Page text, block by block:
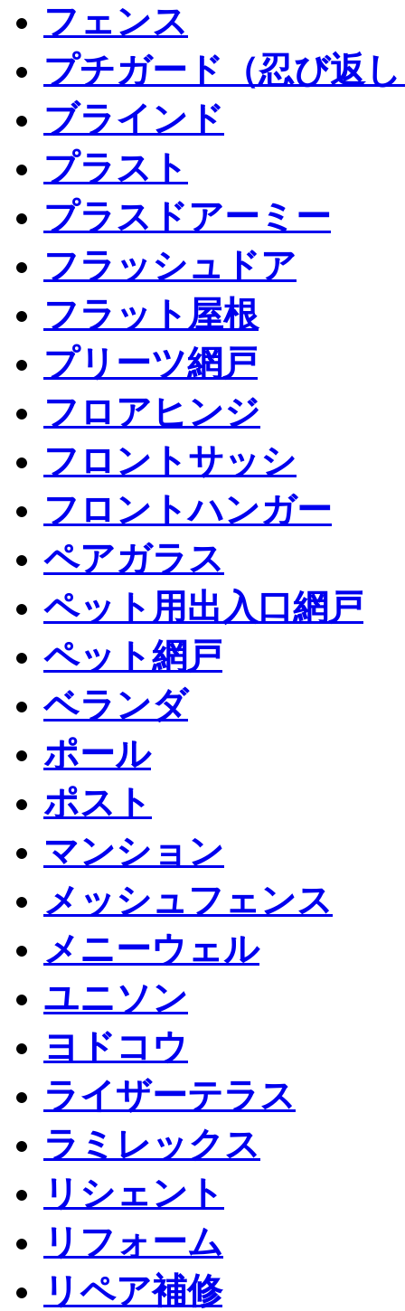
フェンス
プチガード（忍び返
ブラインド
プラスト
プラスドアーミー
フラッシュドア
フラット屋根
プリーツ網戸
フロアヒンジ
フロントサッシ
フロントハンガー
ペアガラス
ペット用出入口網戸
ペット網戸
ベランダ
ポール
ポスト
マンション
メッシュフェンス
メニーウェル
ユニソン
ヨドコウ
ライザーテラス
ラミレックス
リシェント
リフォーム
リペア補修